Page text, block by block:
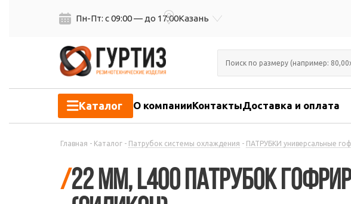
Пн-Пт: с 09:00 — до 17:00Казань
Каталог О компанииКонтактыДоставка и оплата
Главная - Каталог - Патрубок системы охлаждения - ПАТРУБКИ универсальные
/22 мм, L400 Патрубок